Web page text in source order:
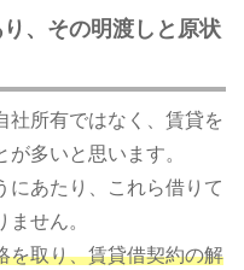
、その明渡しと原状
社所有ではなく、賃貸を
多いと思います。
にあたり、これら借りて
せん。
を取り、賃貸借契約の解